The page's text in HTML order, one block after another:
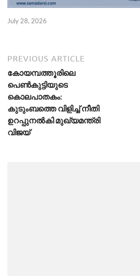
July 28, 2026
PREVIOUS ARTICLE
കോയമ്പത്തൂരിലെ
പെൺകുട്ടിയുടെ
കൊലപാതകം:
കുടുംബത്തെ വിളിച്ച് നീതി
ഉറപ്പുനൽകി മുഖ്യമന്ത്രി
വിജയ്